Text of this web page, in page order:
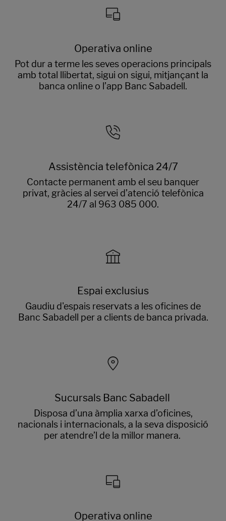
Operativa online
Pot dur a terme les seves operacions principals
amb total llibertat, sigui on sigui, mitjançant la
banca online o l’app Banc Sabadell.
Assistència telefònica 24/7
Contacte permanent amb el seu banquer
privat, gràcies al servei d’atenció telefònica
24/7 al 963 085 000.
Espai exclusius
Gaudiu d'espais reservats a les oficines de
Banc Sabadell per a clients de banca privada.
Sucursals Banc Sabadell
Disposa d’una àmplia xarxa d’oficines,
nacionals i internacionals, a la seva disposició
per atendre’l de la millor manera.
Operativa online